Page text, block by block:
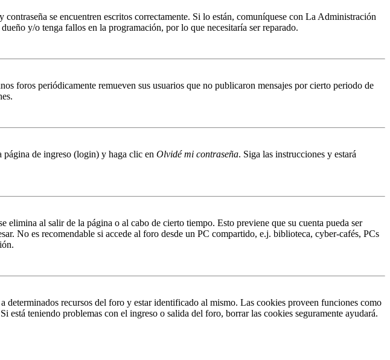
se encuentren escritos correctamente. Si lo están, comuníquese con La Administración
y/o tenga fallos en la programación, por lo que necesitaría ser reparado.
foros periódicamente remueven sus usuarios que no publicaron mensajes por cierto periodo de
página de ingreso (login) y haga clic en Olvidé mi contraseña. Siga las instrucciones y estará
elimina al salir de la página o al cabo de cierto tiempo. Esto previene que su cuenta pueda ser
No es recomendable si accede al foro desde un PC compartido, e.j. biblioteca, cyber-cafés, PCs
recursos del foro y estar identificado al mismo. Las cookies proveen funciones como
teniendo problemas con el ingreso o salida del foro, borrar las cookies seguramente ayudará.